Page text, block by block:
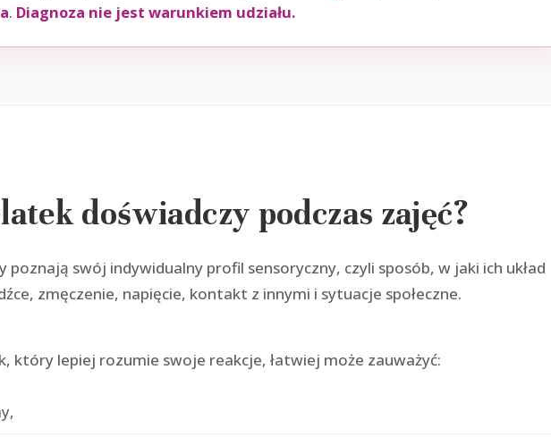
. Diagnoza nie jest warunkiem udziału.
doświadczy podczas zajęć?
poznają swój indywidualny profil sensoryczny, czyli sposób, w jaki ich układ
zmęczenie, napięcie, kontakt z innymi i sytuacje społeczne.
który lepiej rozumie swoje reakcje, łatwiej może zauważyć: